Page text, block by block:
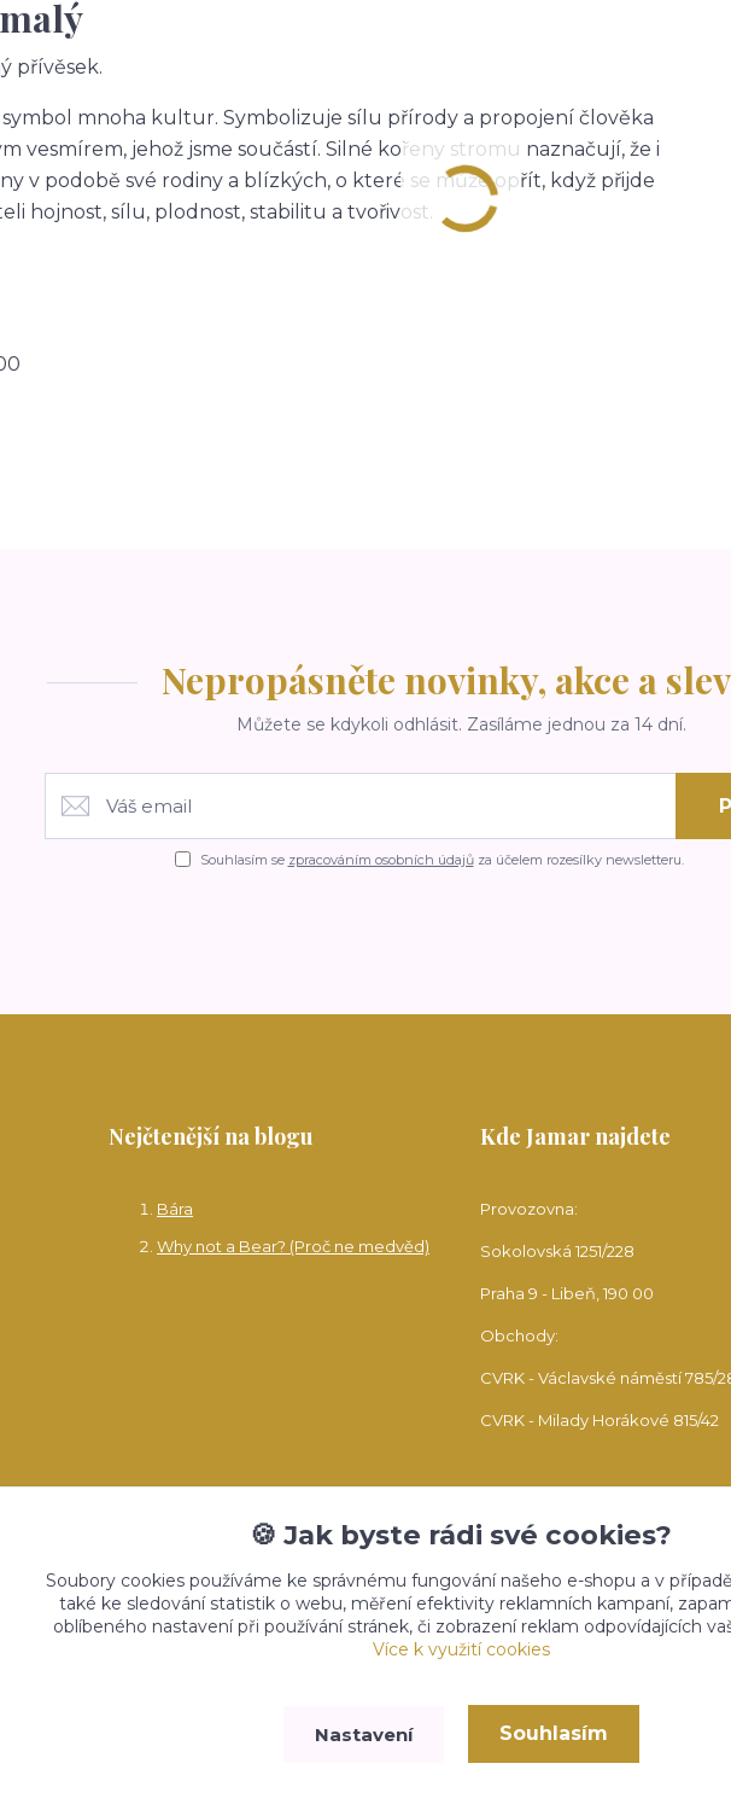
přívěsek.
symbol mnoha kultur. Symbolizuje sílu přírody a propojení člověka
vesmírem, jehož jsme součástí. Silné kořeny stromu naznačují, že i
v podobě své rodiny a blízkých, o které se může opřít, když přijde
hojnost, sílu, plodnost, stabilitu a tvořivost.
Nepropásněte novinky, akce a
Můžete se kdykoli odhlásit. Zasíláme jednou za 14 dní.
Souhlasím se zpracováním osobních údajůza účelem rozesílky newsletteru.
Nejčtenější na blogu
Bára
Why not a Bear? (Proč ne medvěd)
Kde Jamar najdete
Provozovna:
Sokolovská 1251/228
Praha 9 - Libeň, 190 00
Obchody:
CVRK - Václavské náměstí 785/
CVRK - Milady Horákové 815/42
Upravit sběr cookies.
Eshop-rychle.cz
🍪 Jak byste rádi své cookies?
Soubory cookies používáme ke správnému fungování našeho e-shopu a v
také ke sledování statistik o webu, měření efektivity reklamních kampaní,
oblíbeného nastavení při používání stránek, či zobrazení reklam odpovídajících
Více k využití cookies
Nastavení Souhlasím